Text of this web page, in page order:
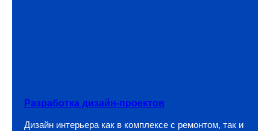
Разработка дизайн-проектов
Дизайн интерьера как в комплексе с ремонтом, так и